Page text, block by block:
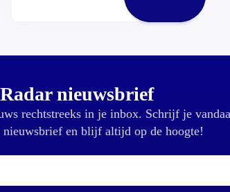
Radar nieuwsbrief
rechtstreeks in je inbox. Schrijf je
nieuwsbrief en blijf altijd op de hoogte!
E-mailadres: